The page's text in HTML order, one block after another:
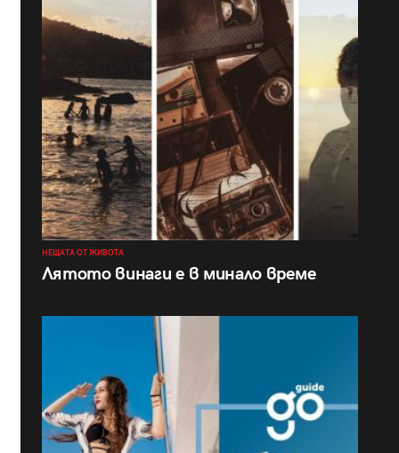
НЕЩАТА ОТ ЖИВОТА
Лятото винаги е в минало време